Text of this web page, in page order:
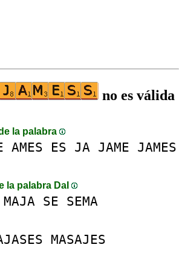
no es válida
la palabra
AMES ES JA JAME JAMES
la palabra DaI
MAJA SE SEMA
MASAJES